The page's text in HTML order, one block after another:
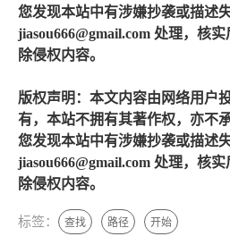
您发现本站中有涉嫌抄袭或描述
jiasou666@gmail.com 处理，核
除侵权内容。
版权声明：本文内容由网络用户
有，本站不拥有其著作权，亦不
您发现本站中有涉嫌抄袭或描述
jiasou666@gmail.com 处理，核
除侵权内容。
标签： 查找 路径 开始